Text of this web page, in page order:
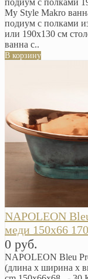
подиум с полками
My Style Makro
подиум с полками
или 190х130 см
ванна с..
В корзину
NAPOLEON
меди 150x66
0 руб.
NAPOLEON Bleu
(длина х ширина х